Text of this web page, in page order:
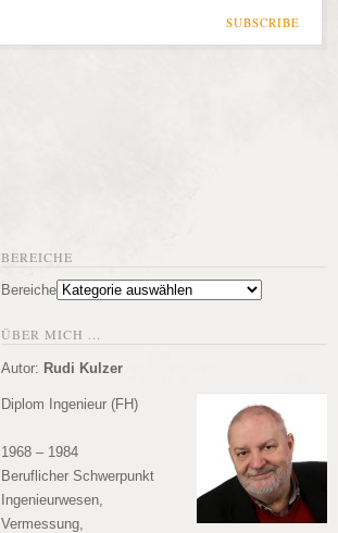
SUBSCRIBE
BEREICHE
Bereiche
ÜBER MICH ...
Autor: Rudi Kulzer
Diplom Ingenieur (FH)
1968 – 1984
Beruflicher Schwerpunkt
Ingenieurwesen,
Vermessung,